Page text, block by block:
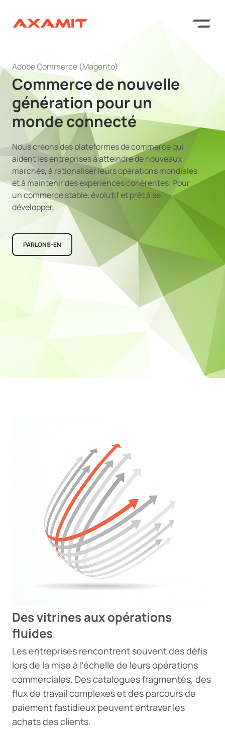
Adobe Commerce (Magento)
Commerce de nouvelle
génération pour un
monde connecté
Nous créons des plateformes de commerce qui
aident les entreprises à atteindre de nouveaux
marchés, à rationaliser leurs opérations mondiales
et à maintenir des expériences cohérentes. Pour
un commerce stable, évolutif et prêt à se
développer.
PARLONS-EN
Des vitrines aux opérations
fluides
Les entreprises rencontrent souvent des défis
lors de la mise à l’échelle de leurs opérations
commerciales. Des catalogues fragmentés, des
flux de travail complexes et des parcours de
paiement fastidieux peuvent entraver les
achats des clients.